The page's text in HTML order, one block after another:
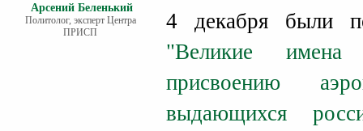
Арсений Беленький
Политолог, эксперт Центра
ПРИСП
4 декабря были
"Великие имена
присвоению
выдающихся